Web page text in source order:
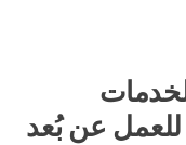
للعمل عن بُعد